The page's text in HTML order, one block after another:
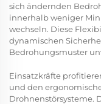
sich ändernden
innerhalb weniger
wechseln. Diese
dynamischen
Bedrohungsmuster
Einsatzkräfte
und den
Drohnenstörsysteme.